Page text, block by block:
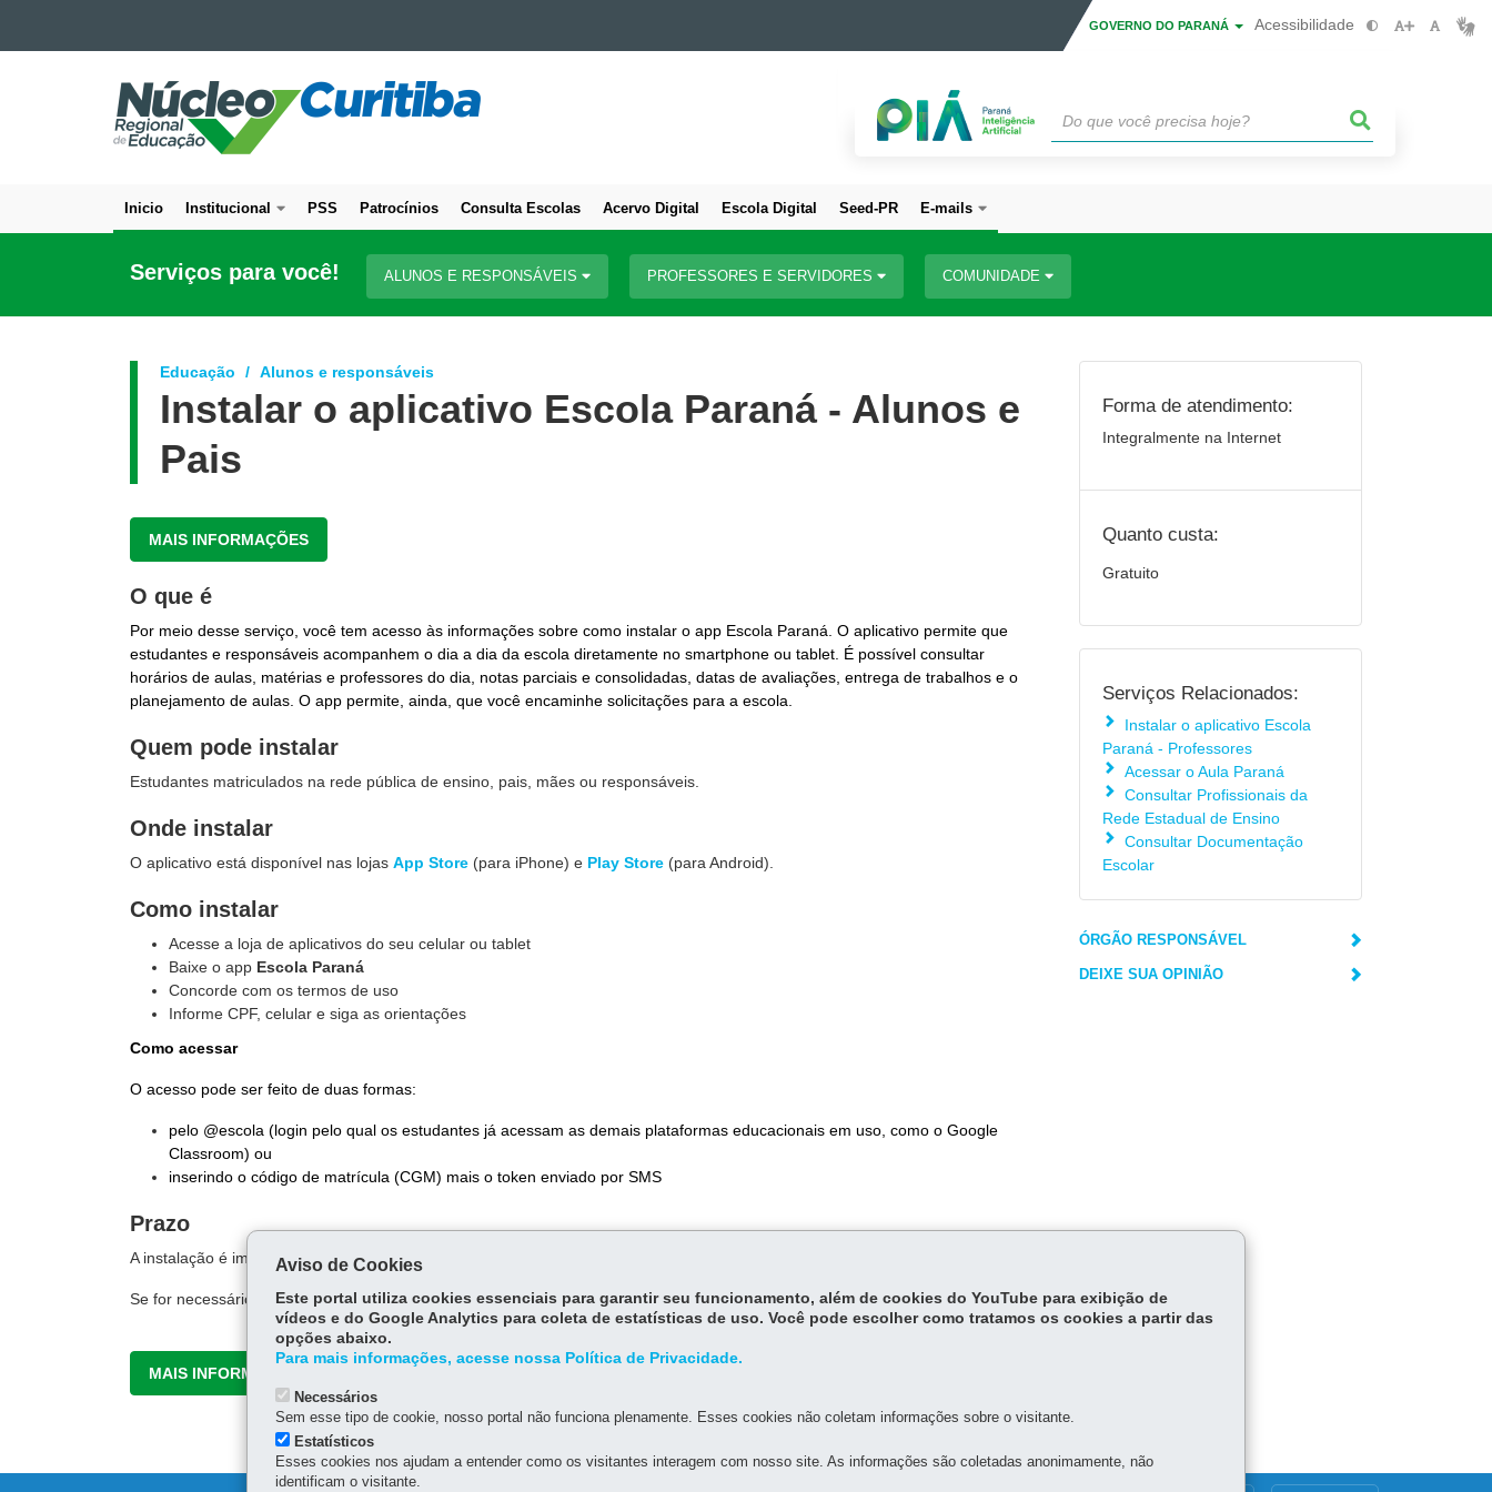
Ir para a navegação
Ir para a busca
GOVERNO DO PARANÁ Acessibilidade
NÚCLEO
REGIONAL
DE
CURITIBA
Navegação
principal
Inicio Institucional PSS Patrocínios Consulta Escolas Acervo Digital Escola Digital Seed-PR E-mails
Serviços para você! ALUNOS E RESPONSÁVEIS PROFESSORES E SERVIDORES COMUNIDADE
Educação Alunos e responsáveis
Instalar o aplicativo Escola Paraná - Alunos e
Pais
MAIS INFORMAÇÕES
O que é
Por meio desse serviço, você tem acesso às informações sobre como instalar o app Escola Paraná. O aplicativo permite que
estudantes e responsáveis acompanhem o dia a dia da escola diretamente no smartphone ou tablet. É possível consultar
horários de aulas, matérias e professores do dia, notas parciais e consolidadas, datas de avaliações, entrega de trabalhos e o
planejamento de aulas. O app permite, ainda, que você encaminhe solicitações para a escola.
Quem pode instalar
Estudantes matriculados na rede pública de ensino, pais, mães ou responsáveis.
Onde instalar
O aplicativo está disponível nas lojas App Store (para iPhone) e Play Store (para Android).
Como instalar
Acesse a loja de aplicativos do seu celular ou tablet
Baixe o app Escola Paraná
Concorde com os termos de uso
Informe CPF, celular e siga as orientações
Como acessar
O acesso pode ser feito de duas formas:
pelo @escola (login pelo qual os estudantes já acessam as demais plataformas educacionais em uso, como o Google
Classroom) ou
inserindo o código de matrícula (CGM) mais o token enviado por SMS
Prazo
A instalação é imediata.
Se for necessário alterar o cadastro na escola, o acesso ao aplicativo será liberado 24 horas depois da atualização.
MAIS INFORMAÇÕES
Forma de atendimento:
Integralmente na Internet
Quanto custa:
Gratuito
Serviços Relacionados:
Instalar o aplicativo Escola
Paraná - Professores
Acessar o Aula Paraná
Consultar Profissionais da
Rede Estadual de Ensino
Consultar Documentação
Escolar
ÓRGÃO RESPONSÁVEL
DEIXE SUA OPINIÃO
Aviso de Cookies
Este portal utiliza cookies essenciais para garantir seu funcionamento, além de cookies do YouTube para exibição de
vídeos e do Google Analytics para coleta de estatísticas de uso. Você pode escolher como tratamos os cookies a partir das
opções abaixo.
Para mais informações, acesse nossa Política de Privacidade.
Necessários
Sem esse tipo de cookie, nosso portal não funciona plenamente. Esses cookies não coletam informações sobre o visitante.
Estatísticos
Esses cookies nos ajudam a entender como os visitantes interagem com nosso site. As informações são coletadas anonimamente, não
identificam o visitante.